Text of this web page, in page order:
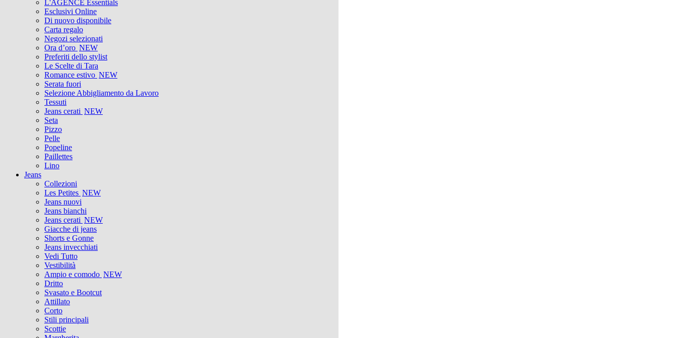
L'AGENCE Essentials
Esclusivi Online
Di nuovo disponibile
Carta regalo
Negozi selezionati
Ora d’oro NEW
Preferiti dello stylist
Le Scelte di Tara
Romance estivo NEW
Serata fuori
Selezione Abbigliamento da Lavoro
Tessuti
Jeans cerati NEW
Seta
Pizzo
Pelle
Popeline
Paillettes
Lino
Jeans
Collezioni
Les Petites NEW
Jeans nuovi
Jeans bianchi
Jeans cerati NEW
Giacche di jeans
Shorts e Gonne
Jeans invecchiati
Vedi Tutto
Vestibilità
Ampio e comodo NEW
Dritto
Svasato e Bootcut
Attillato
Corto
Stili principali
Scottie